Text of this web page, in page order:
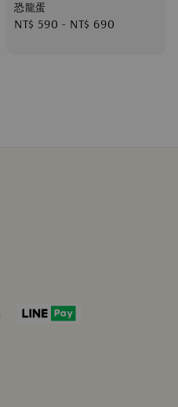
恐龍蛋
Regular
NT$ 590 - NT$ 690